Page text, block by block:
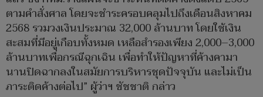
ตามคำสั่งศาล โดยจะชำระครอบคลุมไปถึงเดือนสิงหาคม
2568 รวมวงเงินประมาณ 32,000 ล้านบาท โดยใช้เงิน
สะสมที่มีอยู่เกือบทั้งหมด เหลือสำรองเพียง 2,000–3,000
ล้านบาทเพื่อกรณีฉุกเฉิน เพื่อทำให้ปัญหาที่ค้างคามา
นานปิดฉากลงในสมัยการบริหารชุดปัจจุบัน และไม่เป็น
ภาระติดค้างต่อไป” ผู้ว่าฯ ชัชชาติ กล่าว